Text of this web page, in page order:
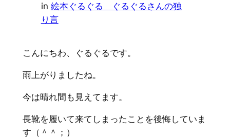
in 絵本ぐるぐる ぐるぐるさんの独
り言
こんにちわ、ぐるぐるです。
雨上がりましたね。
今は晴れ間も見えてます。
長靴を履いて来てしまったことを後悔していま
す（＾＾；）